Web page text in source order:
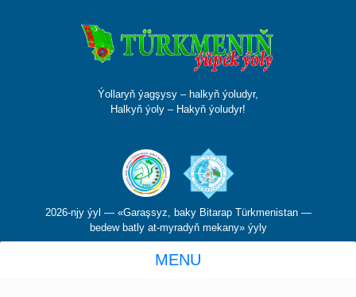
Ýollaryň ýagşysy – halkyň ýoludyr,
Halkyň ýoly – Hakyň ýoludyr!
2026-njy ýyl — «Garaşsyz, baky Bitarap Türkmenistan —
bedew batly at-myradyň mekany» ýyly
MENU